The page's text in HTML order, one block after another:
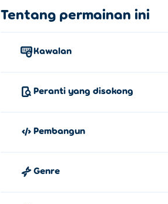
Siapa yang mencipta Bubble
Anda boleh bermain Bubble Heroes
Bubble Heroes boleh dimainkan pada
Tentang permainan ini
Kawalan
Peranti yang disokong
Pembangun
Genre